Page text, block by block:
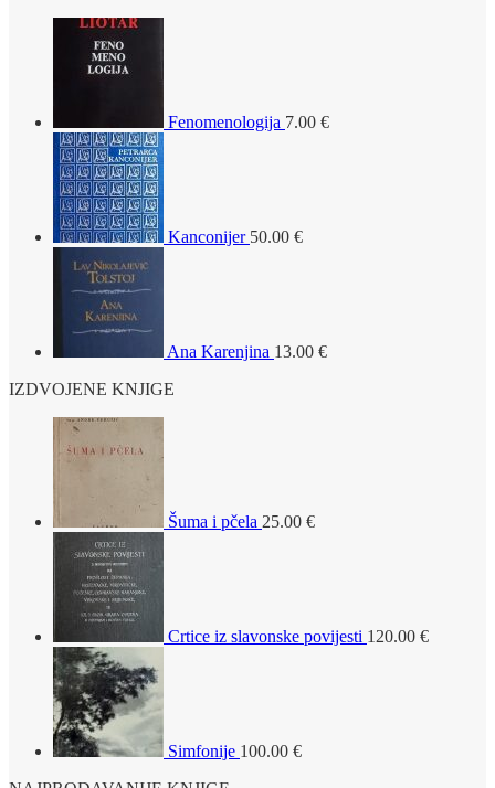
Fenomenologija 7.00 €
Kanconijer 50.00 €
Ana Karenjina 13.00 €
IZDVOJENE KNJIGE
Šuma i pčela 25.00 €
Crtice iz slavonske povijesti 120.00 €
Simfonije 100.00 €